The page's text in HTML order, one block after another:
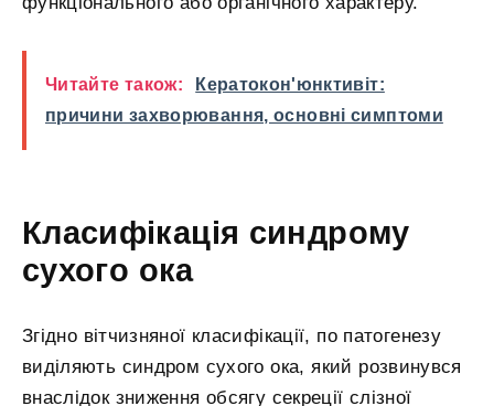
Читайте також:
Кератокон'юнктивіт:
причини захворювання, основні симптоми
Класифікація синдрому
сухого ока
Згідно вітчизняної класифікації, по патогенезу
виділяють синдром сухого ока, який розвинувся
внаслідок зниження обсягу секреції слізної